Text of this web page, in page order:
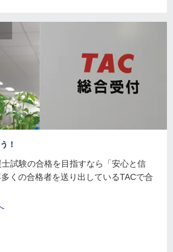
！
試験の合格を目指すなら「安心と信
くの合格者を送り出しているTACで合